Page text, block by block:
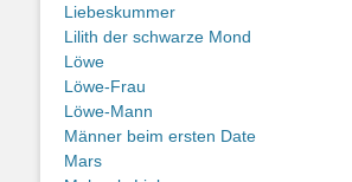
Liebeskummer
Lilith der schwarze Mond
Löwe
Löwe-Frau
Löwe-Mann
Männer beim ersten Date
Mars